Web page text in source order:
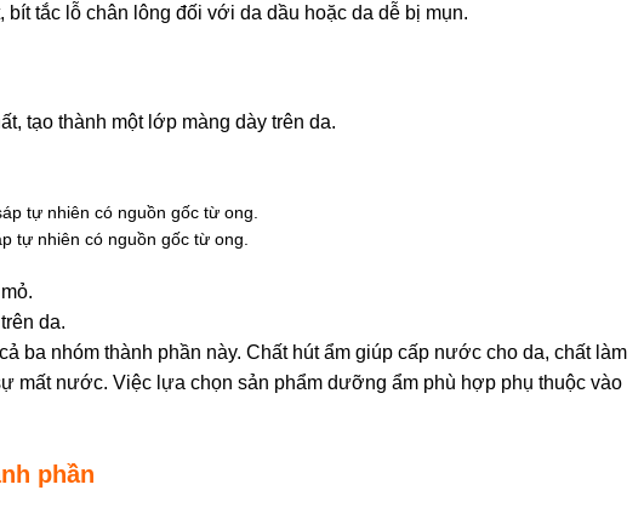
tắc lỗ chân lông đối với da dầu hoặc da dễ bị mụn.
tạo thành một lớp màng dày trên da.
tự nhiên có nguồn gốc từ ong.
da.
nhóm thành phần này. Chất hút ẩm giúp cấp nước cho da, chất làm
mất nước. Việc lựa chọn sản phẩm dưỡng ẩm phù hợp phụ thuộc vào
phần